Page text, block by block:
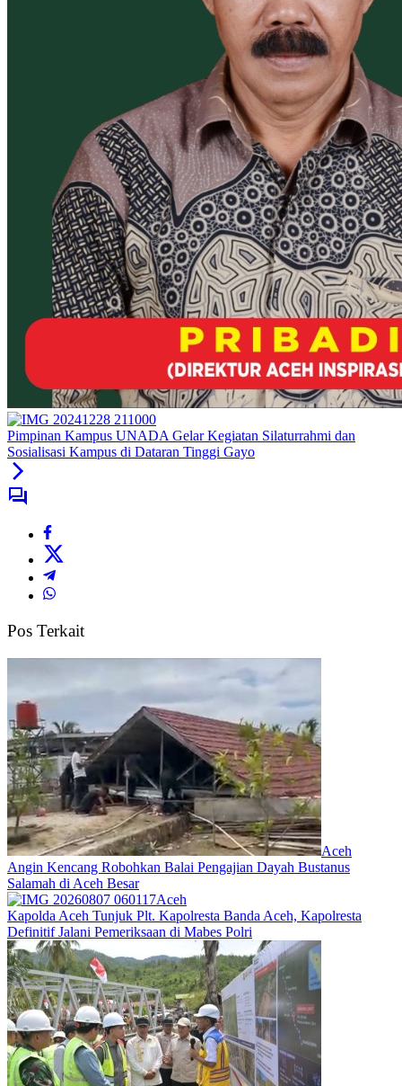
Pimpinan Kampus UNADA Gelar Kegiatan Silaturrahmi dan
Sosialisasi Kampus di Dataran Tinggi Gayo
Pos Terkait
Aceh
Angin Kencang Robohkan Balai Pengajian Dayah Bustanus
Salamah di Aceh Besar
Aceh
Kapolda Aceh Tunjuk Plt. Kapolresta Banda Aceh, Kapolresta
Definitif Jalani Pemeriksaan di Mabes Polri